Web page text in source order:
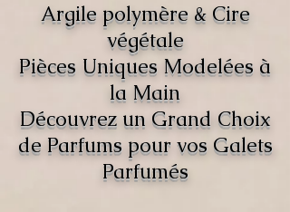
Argile polymère & Cire
végétale
Pièces Uniques Modelées à
la Main
Découvrez un Grand Choix
de Parfums pour vos Galets
Parfumés